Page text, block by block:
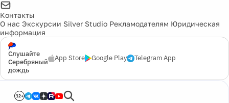
Контакты
О нас Экскурсии Silver Studio Рекламодателям Юридическая
информация
Слушайте
Серебряный
дождь
App Store Google Play Telegram App
12+